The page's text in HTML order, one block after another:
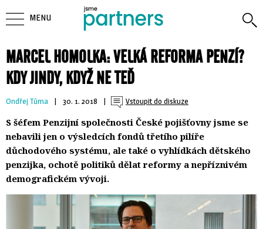
MARCEL HOMOLKA: VELKÁ REFORMA PENZÍ?
KDY JINDY, KDYŽ NE TEĎ
Ondřej Tůma | 30. 1. 2018 | Vstoupit do diskuze
S šéfem Penzijní společnosti České pojišťovny jsme se
nebavili jen o výsledcích fondů třetího pilíře
důchodového systému, ale také o vyhlídkách dětského
penzijka, ochotě politiků dělat reformy a nepříznivém
demografickém vývoji.
MENU